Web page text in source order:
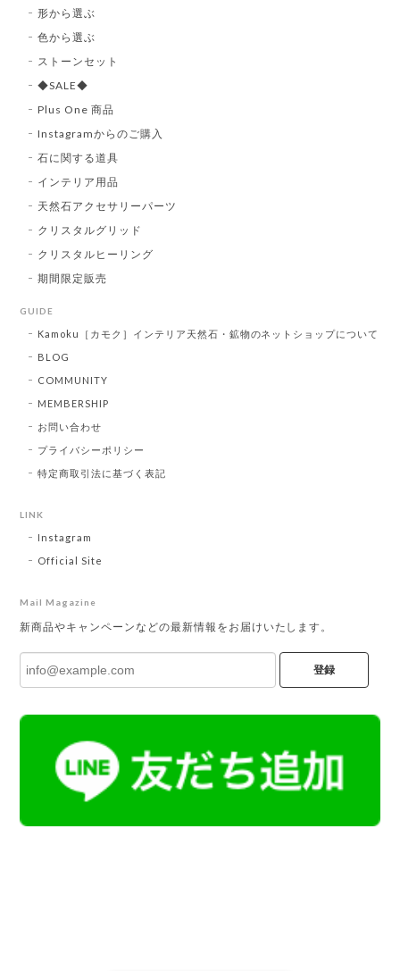
形から選ぶ
色から選ぶ
ストーンセット
◆SALE◆
Plus One 商品
Instagramからのご購入
石に関する道具
インテリア用品
天然石アクセサリーパーツ
クリスタルグリッド
クリスタルヒーリング
期間限定販売
GUIDE
Kamoku［カモク］インテリア天然石・鉱物のネットショップについて
BLOG
COMMUNITY
MEMBERSHIP
お問い合わせ
プライバシーポリシー
特定商取引法に基づく表記
LINK
Instagram
Official Site
Mail Magazine
新商品やキャンペーンなどの最新情報をお届けいたします。
登録